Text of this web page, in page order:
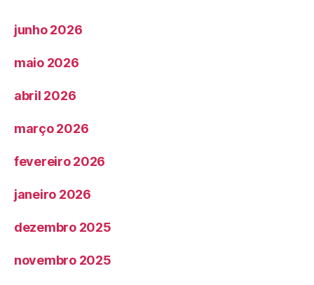
junho 2026
maio 2026
abril 2026
março 2026
fevereiro 2026
janeiro 2026
dezembro 2025
novembro 2025